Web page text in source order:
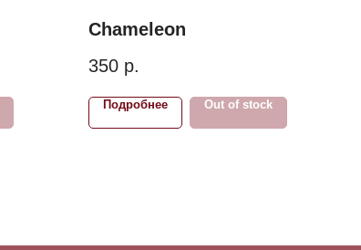
Chameleon
350 р.
Подробнее Out of stock